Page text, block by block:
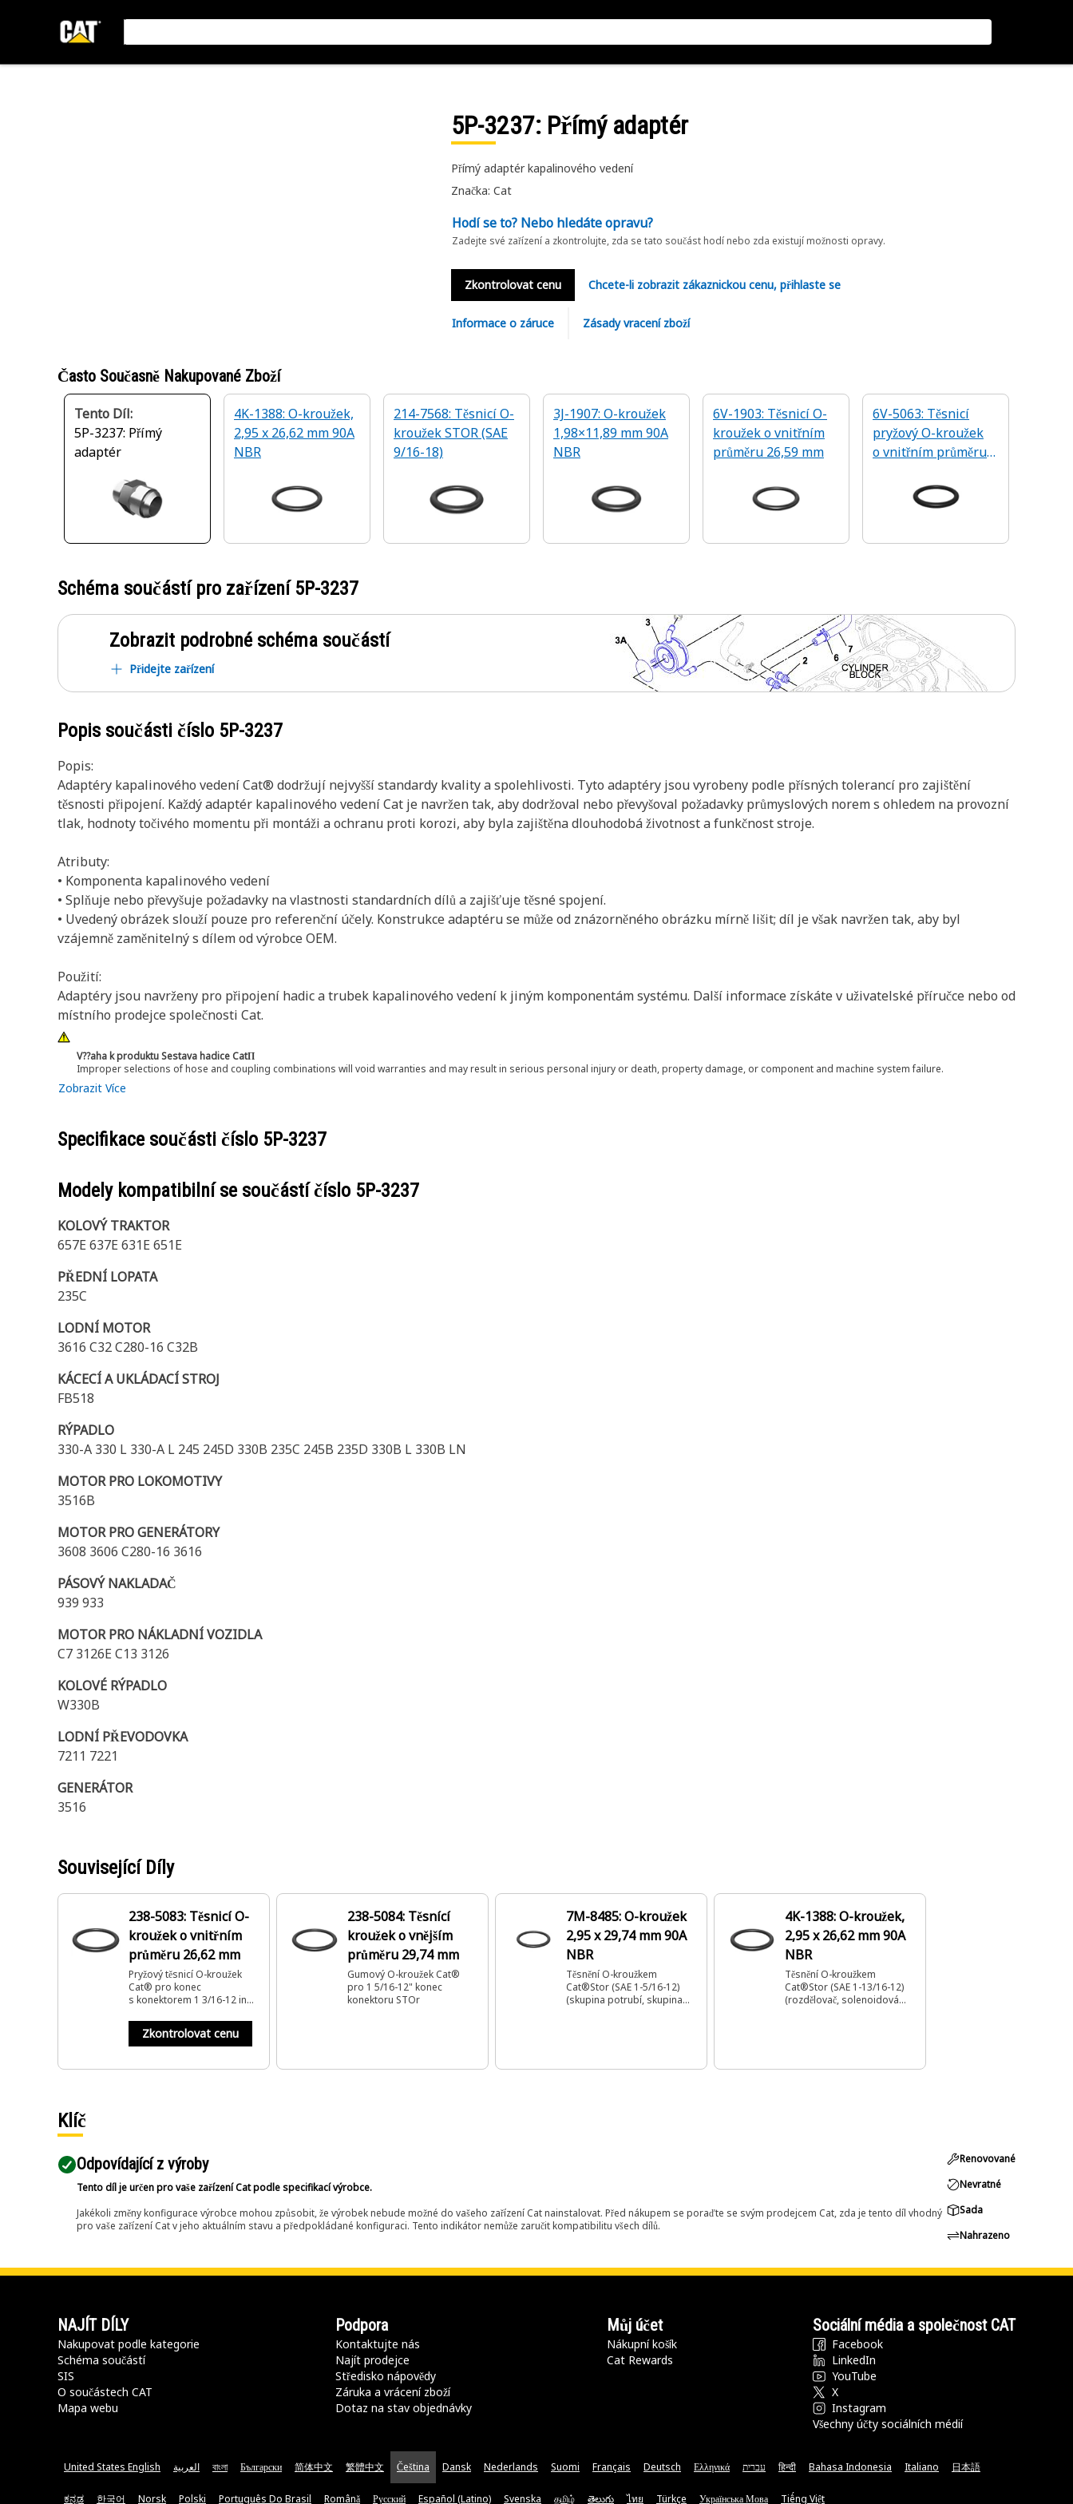
5P-3237: Přímý adaptér
Přímý adaptér kapalinového vedení
Značka: Cat
Hodí se to? Nebo hledáte opravu?
Zadejte své zařízení a zkontrolujte, zda se tato součást hodí nebo zda existují možnosti opravy.
Zkontrolovat cenu Chcete-li zobrazit zákaznickou cenu, přihlaste se
Informace o záruce Zásady vracení zboží
Často Současně Nakupované Zboží
Tento Díl:
5P-3237: Přímý
adaptér
4K-1388: O-kroužek,
2,95 x 26,62 mm 90A
NBR
214-7568: Těsnicí O-
kroužek STOR (SAE
9/16-18)
3J-1907: O-kroužek
1,98×11,89 mm 90A
NBR
6V-1903: Těsnicí O-
kroužek o vnitřním
průměru 26,59 mm
6V-5063: Těsnicí
pryžový O-kroužek
o vnitřním průměru
Schéma součástí pro zařízení 5P-3237
Zobrazit podrobné schéma součástí
Přidejte zařízení
Popis součásti číslo 5P-3237
Popis:
Adaptéry kapalinového vedení Cat® dodržují nejvyšší standardy kvality a spolehlivosti. Tyto adaptéry jsou vyrobeny podle přísných tolerancí pro zajištění
těsnosti připojení. Každý adaptér kapalinového vedení Cat je navržen tak, aby dodržoval nebo převyšoval požadavky průmyslových norem s ohledem na provozní
tlak, hodnoty točivého momentu při montáži a ochranu proti korozi, aby byla zajištěna dlouhodobá životnost a funkčnost stroje.
Atributy:
• Komponenta kapalinového vedení
• Splňuje nebo převyšuje požadavky na vlastnosti standardních dílů a zajišťuje těsné spojení.
• Uvedený obrázek slouží pouze pro referenční účely. Konstrukce adaptéru se může od znázorněného obrázku mírně lišit; díl je však navržen tak, aby byl
vzájemně zaměnitelný s dílem od výrobce OEM.
Použití:
Adaptéry jsou navrženy pro připojení hadic a trubek kapalinového vedení k jiným komponentám systému. Další informace získáte v uživatelské příručce nebo od
místního prodejce společnosti Cat.
V??aha k produktu Sestava hadice CatΠ
Improper selections of hose and coupling combinations will void warranties and may result in serious personal injury or death, property damage, or component and machine system failure.
Zobrazit Více
Specifikace součásti číslo 5P-3237
Modely kompatibilní se součástí číslo 5P-3237
KOLOVÝ TRAKTOR
657E 637E 631E 651E
PŘEDNÍ LOPATA
235C
LODNÍ MOTOR
3616 C32 C280-16 C32B
KÁCECÍ A UKLÁDACÍ STROJ
FB518
RÝPADLO
330-A 330 L 330-A L 245 245D 330B 235C 245B 235D 330B L 330B LN
MOTOR PRO LOKOMOTIVY
3516B
MOTOR PRO GENERÁTORY
3608 3606 C280-16 3616
PÁSOVÝ NAKLADAČ
939 933
MOTOR PRO NÁKLADNÍ VOZIDLA
C7 3126E C13 3126
KOLOVÉ RÝPADLO
W330B
LODNÍ PŘEVODOVKA
7211 7221
GENERÁTOR
3516
Související Díly
238-5083: Těsnicí O-
kroužek o vnitřním
průměru 26,62 mm
Pryžový těsnicí O-kroužek
Cat® pro konec
s konektorem 1 3/16-12 in
Zkontrolovat cenu
238-5084: Těsnící
kroužek o vnějším
průměru 29,74 mm
Gumový O-kroužek Cat®
pro 1 5/16-12" konec
konektoru STOr
7M-8485: O-kroužek
2,95 x 29,74 mm 90A
NBR
Těsnění O-kroužkem
Cat®Stor (SAE 1-5/16-12)
(skupina potrubí, skupina
4K-1388: O-kroužek,
2,95 x 26,62 mm 90A
NBR
Těsnění O-kroužkem
Cat®Stor (SAE 1-13/16-12)
(rozdělovač, solenoidová
Klíč
Odpovídající z výroby
Tento díl je určen pro vaše zařízení Cat podle specifikací výrobce.
Jakékoli změny konfigurace výrobce mohou způsobit, že výrobek nebude možné do vašeho zařízení Cat nainstalovat. Před nákupem se poraďte se svým prodejcem Cat, zda je tento díl vhodný
pro vaše zařízení Cat v jeho aktuálním stavu a předpokládané konfiguraci. Tento indikátor nemůže zaručit kompatibilitu všech dílů.
Renovované
Nevratné
Sada
Nahrazeno
NAJÍT DÍLY
Nakupovat podle kategorie
Schéma součástí
SIS
O součástech CAT
Mapa webu
Podpora
Kontaktujte nás
Najít prodejce
Středisko nápovědy
Záruka a vrácení zboží
Dotaz na stav objednávky
Můj účet
Nákupní košík
Cat Rewards
Sociální média a společnost CAT
Facebook
LinkedIn
YouTube
X
Instagram
Všechny účty sociálních médií
United States English العربية বাংলা Български 简体中文 繁體中文 Čeština Dansk Nederlands Suomi Français Deutsch Ελληνικά עברית हिन्दी Bahasa Indonesia Italiano 日本語
ಕನ್ನಡ 한국어 Norsk Polski Português Do Brasil Română Русский Español (Latino) Svenska தமிழ் తెలుగు ไทย Türkçe Українська Мова Tiếng Việt